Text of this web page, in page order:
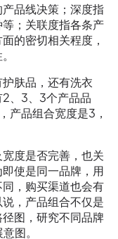
品线决策；深度指
；关联度指各条产
的密切相关程度，
肤品，还有洗衣
、3、3个产品品
产品组合宽度是3，
度是否完善，也关
使是同一品牌，用
，购买渠道也会有
，产品组合不仅是
图，研究不同品牌
图。